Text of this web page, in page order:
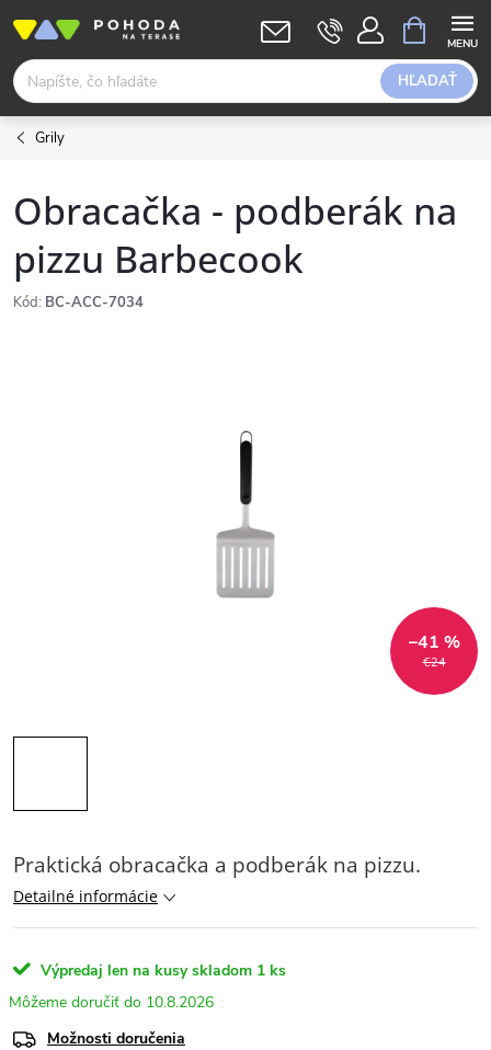
obsah
HĽADAŤ
KOŠÍK
Grily
Obracačka - podberák na
pizzu Barbecook
Kód: BC-ACC-7034
€24
–41 %
Praktická obracačka a podberák na pizzu.
Detailné informácie
Výpredaj len na kusy skladom 1 ks
10.8.2026
Možnosti doručenia